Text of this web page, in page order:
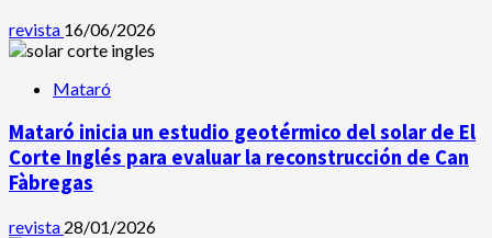
revista 16/06/2026
Mataró
Mataró inicia un estudio geotérmico del solar de El
Corte Inglés para evaluar la reconstrucción de Can
Fàbregas
revista 28/01/2026